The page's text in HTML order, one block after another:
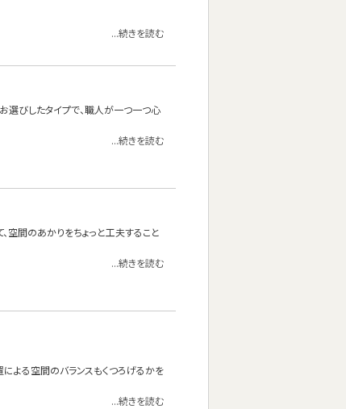
...続きを読む
選びしたタイプで、職人が一つ一つ心
...続きを読む
空間のあかりをちょっと工夫すること
...続きを読む
よる空間のバランスもくつろげるかを
...続きを読む